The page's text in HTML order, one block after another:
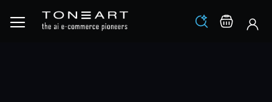
Los